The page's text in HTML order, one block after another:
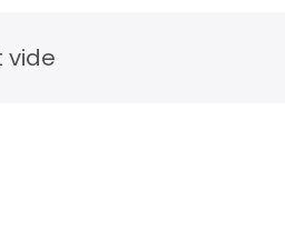
vide